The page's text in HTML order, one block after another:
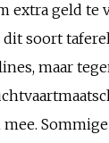
extra geld te
dit soort
maar
mee.